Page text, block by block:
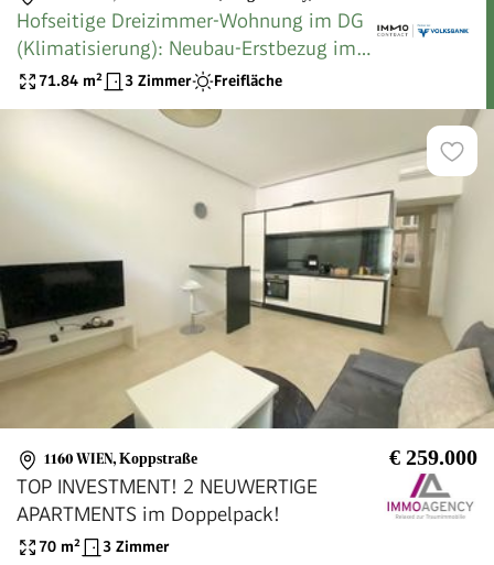
Hofseitige Dreizimmer-Wohnung im DG
(Klimatisierung): Neubau-Erstbezug im
hippen 16.
71.84 m² 3 Zimmer Freifläche
1160 WIEN, Koppstraße € 259.000
TOP INVESTMENT! 2 NEUWERTIGE
APARTMENTS im Doppelpack!
70 m² 3 Zimmer